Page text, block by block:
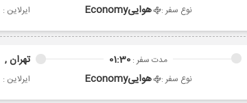
نوع سفر : هواییEconomy ایرلاین :
مدت سفر : 01:30
نوع سفر : هواییEconomy
تهران ,
ایرلاین :